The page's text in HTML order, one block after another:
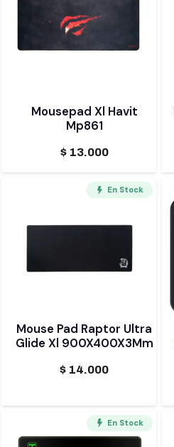
Mousepad Xl Havit
Mp861
$13.000
En Stock
Mouse Pad Raptor Ultra
Glide Xl 900X400X3Mm
$ 14.000
En Stock